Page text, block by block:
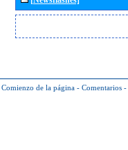
Comienzo de la página - Comentarios -